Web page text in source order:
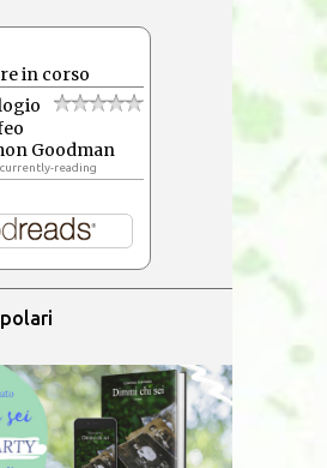
in corso
Goodman
reading